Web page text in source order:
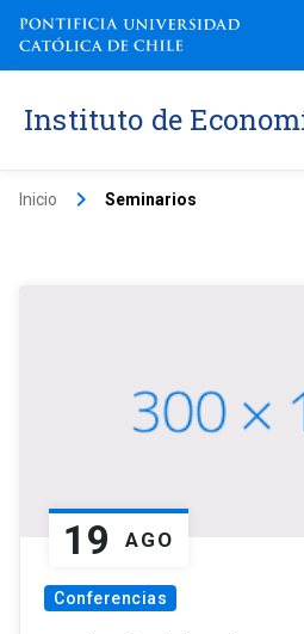
Instituto de
Inicio keyboard_arrow_right Seminarios
19 AGO
Conferencias